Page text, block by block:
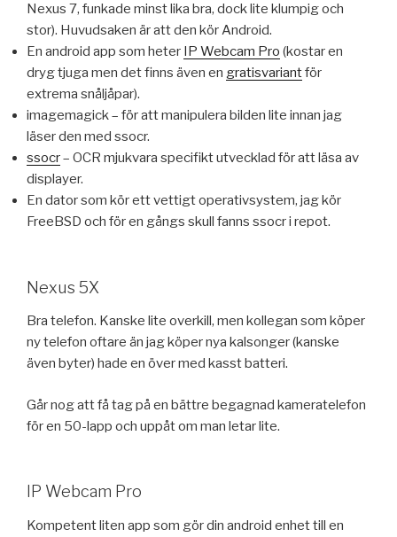
Nexus 7, funkade minst lika bra, dock lite klumpig och
stor). Huvudsaken är att den kör Android.
En android app som heter IP Webcam Pro (kostar en
dryg tjuga men det finns även en gratisvariantför
extrema snåljåpar).
imagemagick – för att manipulera bilden lite innan jag
läser den med ssocr.
ssocr– OCR mjukvara specifikt utvecklad för att läsa av
displayer.
En dator som kör ett vettigt operativsystem, jag kör
FreeBSD och för en gångs skull fanns ssocr i repot.
Nexus 5X
Bra telefon. Kanske lite overkill, men kollegan som köper
ny telefon oftare än jag köper nya kalsonger (kanske
även byter) hade en över med kasst batteri.
Går nog att få tag på en bättre begagnad kameratelefon
för en 50-lapp och uppåt om man letar lite.
IP Webcam Pro
Kompetent liten app som gör din android enhet till en